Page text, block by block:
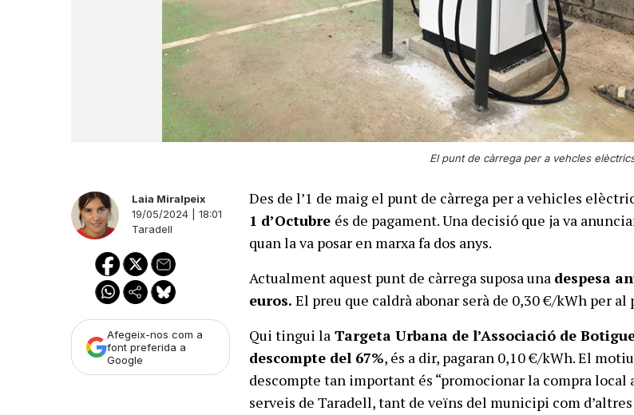
El punt de càrrega per a vehcles
Laia Miralpeix
19/05/2024 | 18:01
Taradell
Afegeix-nos com a
font preferida a
Google
Des de l’1 de maig el punt de càrrega per a vehicles
1 d’Octubre és de pagament. Una decisió que ja va
quan la va posar en marxa fa dos anys.
Actualment aquest punt de càrrega suposa una despesa
euros. El preu que caldrà abonar serà de 0,30 €/kWh per
Qui tingui la Targeta Urbana de l’Associació de
descompte del 67%, és a dir, pagaran 0,10 €/kWh. El
descompte tan important és “promocionar la compra local
serveis de Taradell, tant de veïns del municipi com